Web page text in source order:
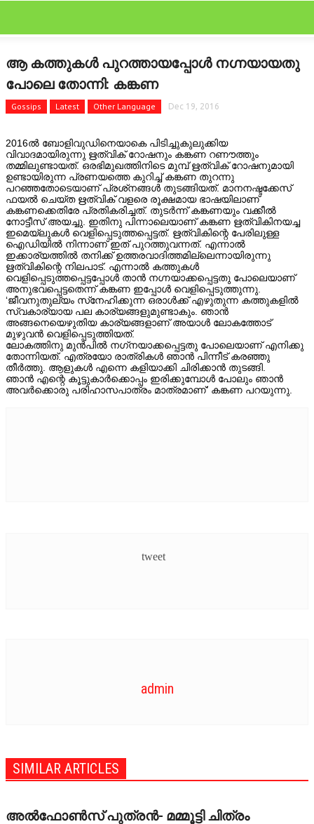
BOLLYWOOD
FEATURED
FILM SCAN
GALLERY
GOSSIPS
HOLLYWOOD
LATEST
NEWRELEASES
OTHER LANGUAGE
PICTUREZONE
ആ കത്തുകള്‍ പുറത്തായപ്പോള്‍ നഗ്നയായതു
പോലെ തോന്നി: കങ്കണ
Gossips Latest Other Language Dec 19, 2016
2016ല്‍ ബോളിവുഡിനെയാകെ പിടിച്ചുകുലുക്കിയ
വിവാദമായിരുന്നു ഋത്വിക് റോഷനും കങ്കണ റണൗത്തും
തമ്മിലുണ്ടായത്. ഒരഭിമുഖത്തിനിടെ മുമ്പ് ഋത്വിക് റോഷനുമായി
ഉണ്ടായിരുന്ന പ്രണയത്തെ കുറിച്ച് കങ്കണ തുറന്നു
പറഞ്ഞതോടെയാണ് പ്രശ്‌നങ്ങള്‍ തുടങ്ങിയത്. മാനനഷ്ടക്കേസ്
ഫയല്‍ ചെയ്ത ഋത്വിക് വളരെ രൂക്ഷമായ ഭാഷയിലാണ്
കങ്കണക്കെതിരേ പ്രതികരിച്ചത്. തുടര്‍ന്ന് കങ്കണയും വക്കീല്‍
നോട്ടീസ് അയച്ചു. ഇതിനു പിന്നാലെയാണ് കങ്കണ ഋത്വികിനയച്ച
ഇമെയ്‌ലുകള്‍ വെളിപ്പെടുത്തപ്പെട്ടത്. ഋത്വികിന്റെ പേരിലുള്ള
ഐഡിയില്‍ നിന്നാണ് ഇത് പുറത്തുവന്നത്. എന്നാല്‍
ഇക്കാര്യത്തില്‍ തനിക്ക് ഉത്തരവാദിത്തമില്ലെന്നായിരുന്നു
ഋത്വികിന്റെ നിലപാട്. എന്നാല്‍ കത്തുകള്‍
വെളിപ്പെടുത്തപ്പെട്ടപ്പോള്‍ താന്‍ നഗ്നയാക്കപ്പെട്ടതു പോലെയാണ്
അനുഭവപ്പെട്ടതെന്ന് കങ്കണ ഇപ്പോള്‍ വെളിപ്പെടുത്തുന്നു.
‘ജീവനുതുല്യം സ്‌നേഹിക്കുന്ന ഒരാള്‍ക്ക് എഴുതുന്ന കത്തുകളില്‍
സ്വകാര്യായ പല കാര്യങ്ങളുമുണ്ടാകും. ഞാന്‍
അങ്ങനെയെഴുതിയ കാര്യങ്ങളാണ് അയാള്‍ ലോകത്തോട്
മുഴുവന്‍ വെളിപ്പെടുത്തിയത്.
ലോകത്തിനു മുന്‍പില്‍ നഗ്‌നയാക്കപ്പെട്ടതു പോലെയാണ് എനിക്കു
തോന്നിയത്. എത്രയോ രാത്രികള്‍ ഞാന്‍ പിന്നീട് കരഞ്ഞു
തീര്‍ത്തു. ആളുകള്‍ എന്നെ കളിയാക്കി ചിരിക്കാന്‍ തുടങ്ങി.
ഞാന്‍ എന്റെ കൂട്ടുകാര്‍ക്കൊപ്പം ഇരിക്കുമ്പോള്‍ പോലും ഞാന്‍
അവര്‍ക്കൊരു പരിഹാസപാത്രം മാത്രമാണ്’ കങ്കണ പറയുന്നു.
tweet
admin
SIMILAR ARTICLES
അല്‍ഫോണ്‍സ് പുത്രന്‍- മമ്മൂട്ടി ചിത്രം